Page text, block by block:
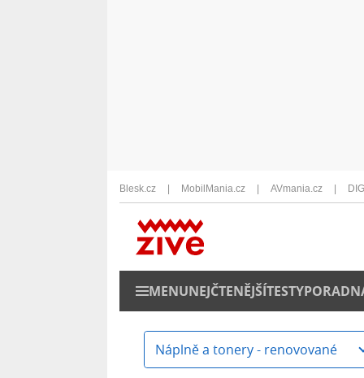
Blesk.cz MobilMania.cz AVmania.cz
MENUNEJČTENĚJŠÍTESTY
Náplně a tonery - renovované